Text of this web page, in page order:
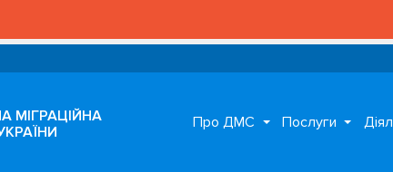
МІГРАЦІЙНА
Про ДМС Послуги